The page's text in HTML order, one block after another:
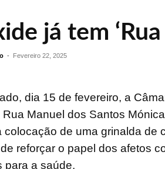
já tem
- Fevereiro 22, 2025
dia 15 de fevereiro, a
Manuel dos Santos
colocação de uma grinalda de
reforçar o papel dos afetos
para a saúde.